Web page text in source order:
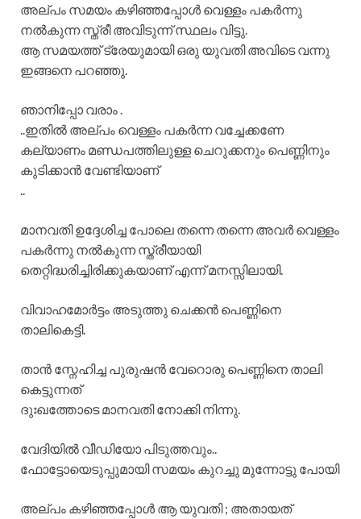
അല്പം സമയം കഴിഞ്ഞപ്പോൾ വെള്ളം പകർന്നു
നൽകുന്ന സ്ത്രീ അവിടുന്ന് സ്ഥലം വിട്ടു.
ആ സമയത്ത് ട്രേയുമായി ഒരു യുവതി അവിടെ വന്നു
ഇങ്ങനെ പറഞ്ഞു.
ഞാനിപ്പോ വരാം .
..ഇതിൽ അല്പം വെള്ളം പകർന്ന വച്ചേക്കണേ
കല്യാണം മണ്ഡപത്തിലുള്ള ചെറുക്കനും പെണ്ണിനും
കുടിക്കാൻ വേണ്ടിയാണ്
..
മാനവതി ഉദ്ദേശിച്ച പോലെ തന്നെ തന്നെ അവർ വെള്ളം
പകർന്നു നൽകുന്ന സ്ത്രീയായി
തെറ്റിദ്ധരിച്ചിരിക്കുകയാണ് എന്ന് മനസ്സിലായി.
വിവാഹമോർട്ടം അടുത്തു ചെക്കൻ പെണ്ണിനെ
താലികെട്ടി.
താൻ സ്നേഹിച്ച പുരുഷൻ വേറൊരു പെണ്ണിനെ താലി
കെട്ടുന്നത്
ദുഃഖത്തോടെ മാനവതി നോക്കി നിന്നു.
വേദിയിൽ വീഡിയോ പിടുത്തവും..
ഫോട്ടോയെടുപ്പുമായി സമയം കുറച്ചു മുന്നോട്ടു പോയി
അല്പം കഴിഞ്ഞപ്പോൾ ആ യുവതി ; അതായത്